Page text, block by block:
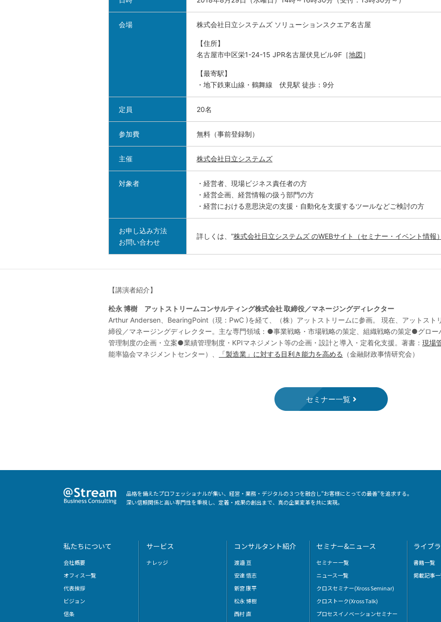
会場 株式会社日立システムズ ソリューションスクエア名古屋
【住所】
名古屋市中区栄1-24-15 JPR名古屋伏見ビル9F［地図］
【最寄駅】
・地下鉄東山線・鶴舞線 伏見駅 徒歩：9分
定員 20名
参加費 無料（事前登録制）
主催 株式会社日立システムズ
対象者
・経営者、現場ビジネス責任者の方
・経営企画、経営情報の扱う部門の方
・経営における意思決定の支援・自動化を支援するツールなどご検討の方
お申し込み方法
お問い合わせ
詳しくは、”株式会社日立システムズ のWEBサイト（セミナー・イベント情報
【講演者紹介】
松永 博樹 アットストリームコンサルティング株式会社 取締役／マネージングディレクター
Arthur Andersen、BearingPoint（現：PwC )を経て、（株）アットストリームに参画。 現在、アットスト
締役／マネージングディレクター。主な専門領域：●事業戦略・市場戦略の策定、組織戦略の策定●グロー
管理制度の企画・立案●業績管理制度・KPIマネジメント等の企画・設計と導入・定着化支援。著書： 現場
能率協会マネジメントセンター）、
「製造業」に対する目利き能力を高める （金融財政事情研究会）
セミナー一覧
品格を備えたプロフェッショナルが集い、経営・業務・デジタルの３つを融合し“お客様にとっての最善“を追求する。
深い信頼関係と高い専門性を重視し、定着・成果の創出まで、真の企業変革を共に実現。
私たちについて
会社概要
オフィス一覧
代表挨拶
ビジョン
信条
サービス
ナレッジ
コンサルタント紹介
渡邉 亘
安達 悟志
新宮 康平
松永 博樹
西村 直
セミナー&ニュース
セミナー一覧
ニュース一覧
クロスセミナー(Xross Seminar)
クロストーク(Xross Talk)
プロセスイノベーションセミナー
ライブ
書籍一覧
掲載記事